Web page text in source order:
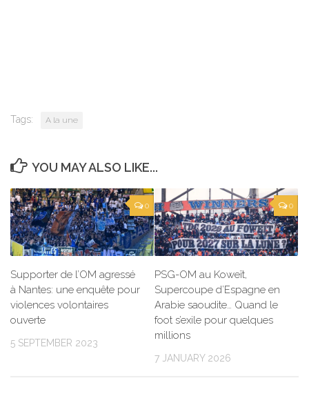
Tags: A la une
YOU MAY ALSO LIKE...
0
Supporter de l’OM agressé
à Nantes: une enquête pour
violences volontaires
ouverte
5 SEPTEMBER 2023
0
PSG-OM au Koweït,
Supercoupe d’Espagne en
Arabie saoudite… Quand le
foot s’exile pour quelques
millions
7 JANUARY 2026